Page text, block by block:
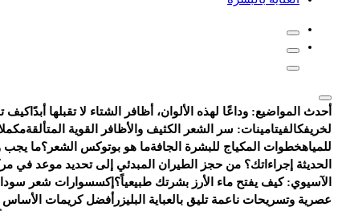
أحدث المواضيع: وداعًا لهذه الألوان، أظافر الشتاء لا تقبلها أبدًاكيف
لخريفكالفيتامينات: سر الشعر الكثيف والأظافر القوية المتألقة
للمياهخطوات المكياج للبشرة الجافةما هو بوتوكس الشعر؟ما يجب
الحديثة إجراءاتك؟ من حجز الطيران المبدئي إلى تحديد موعد في
الآسيوي: كيف يفتح ماء الأرز بشرتك طبيعياً؟ إكسسوارات شعر سوداء
عصرية وتسريحات ناعمة تليق بالعباية البليزر أفضل كريمات الأساس